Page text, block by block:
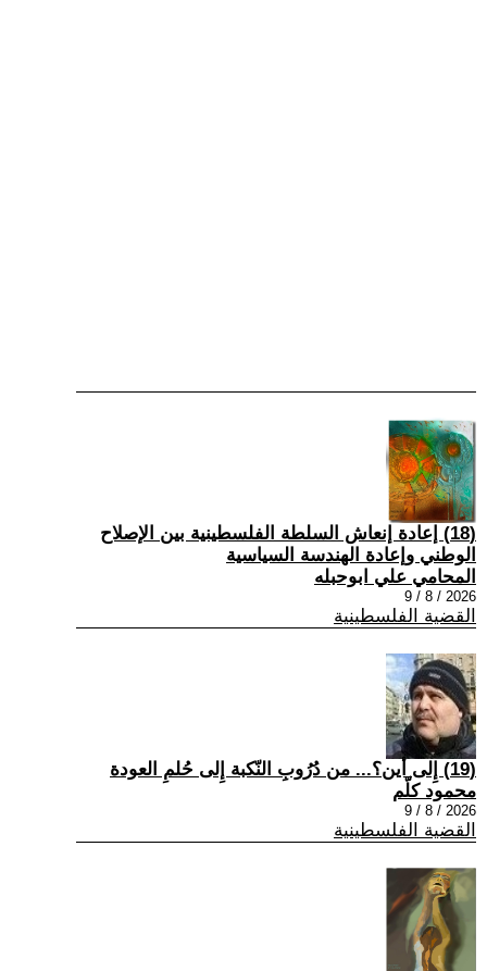
(18) إعادة إنعاش السلطة الفلسطينية بين الإصلاح
الوطني وإعادة الهندسة السياسية
المحامي علي ابوحبله
2026 / 8 / 9
القضية الفلسطينية
(19) إِلى أين؟... من دُرُوبِ النّكبة إِلى حُلمِ العودة
محمود كلّم
2026 / 8 / 9
القضية الفلسطينية